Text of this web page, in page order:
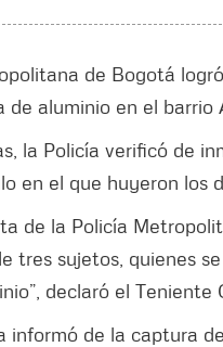
de Bogotá
aluminio en el barrio
la Policía verificó de
en el que huyeron los
de la Policía
tres sujetos, quienes
declaró el
de la captura